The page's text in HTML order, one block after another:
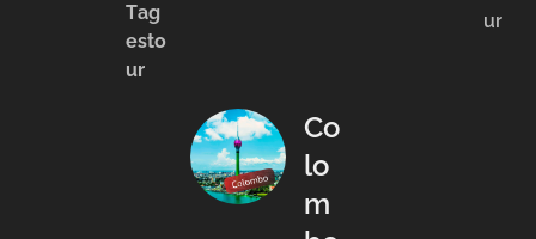
Tag
esto
ur
ur
Co
lo
m